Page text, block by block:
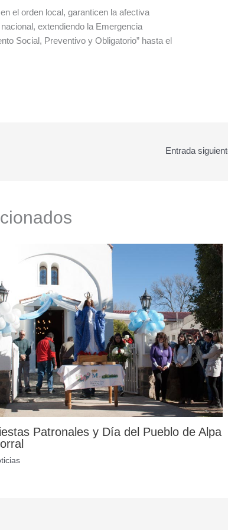
el orden local, garanticen la afectiva
extendiendo la Emergencia
Social, Preventivo y Obligatorio” hasta el
Entrada
Patronales y Día del Pueblo de Alpa